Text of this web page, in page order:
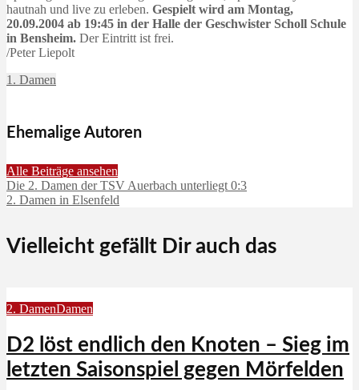
hautnah und live zu erleben. Gespielt wird am Montag,
20.09.2004 ab 19:45 in der Halle der Geschwister Scholl Schule
in Bensheim. Der Eintritt ist frei.
/Peter Liepolt
1. Damen
Ehemalige Autoren
Alle Beiträge ansehen
Die 2. Damen der TSV Auerbach unterliegt 0:3
2. Damen in Elsenfeld
Vielleicht gefällt Dir auch das
2. DamenDamen
D2 löst endlich den Knoten – Sieg im
letzten Saisonspiel gegen Mörfelden